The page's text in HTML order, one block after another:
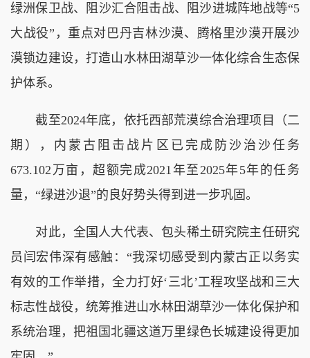
绿洲保卫战、阻沙汇合阻击战、阻沙进城阵地战等“5
大战役”，重点对巴丹吉林沙漠、腾格里沙漠开展沙
漠锁边建设，打造山水林田湖草沙一体化综合生态保
护体系。
截至2024年底，依托西部荒漠综合治理项目（二
期），内蒙古阻击战片区已完成防沙治沙任务
673.102万亩，超额完成2021年至2025年5年的任务
量，“绿进沙退”的良好势头得到进一步巩固。
对此，全国人大代表、包头稀土研究院主任研究
员闫宏伟深有感触：“我深切感受到内蒙古正以务实
有效的工作举措，全力打好‘三北’工程攻坚战和三大
标志性战役，统筹推进山水林田湖草沙一体化保护和
系统治理，把祖国北疆这道万里绿色长城建设得更加